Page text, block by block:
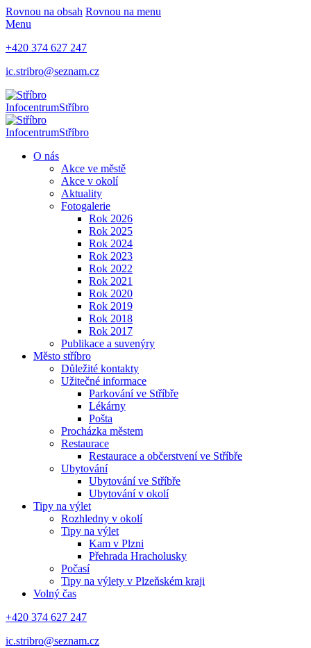
Rovnou na obsah Rovnou na menu
Menu
+420 374 627 247
ic.stribro@seznam.cz
InfocentrumStříbro
InfocentrumStříbro
O nás
Akce ve městě
Akce v okolí
Aktuality
Fotogalerie
Rok 2026
Rok 2025
Rok 2024
Rok 2023
Rok 2022
Rok 2021
Rok 2020
Rok 2019
Rok 2018
Rok 2017
Publikace a suvenýry
Město stříbro
Důležité kontakty
Užitečné informace
Parkování ve Stříbře
Lékárny
Pošta
Procházka městem
Restaurace
Restaurace a občerstvení ve Stříbře
Ubytování
Ubytování ve Stříbře
Ubytování v okolí
Tipy na výlet
Rozhledny v okolí
Tipy na výlet
Kam v Plzni
Přehrada Hracholusky
Počasí
Tipy na výlety v Plzeňském kraji
Volný čas
+420 374 627 247
ic.stribro@seznam.cz